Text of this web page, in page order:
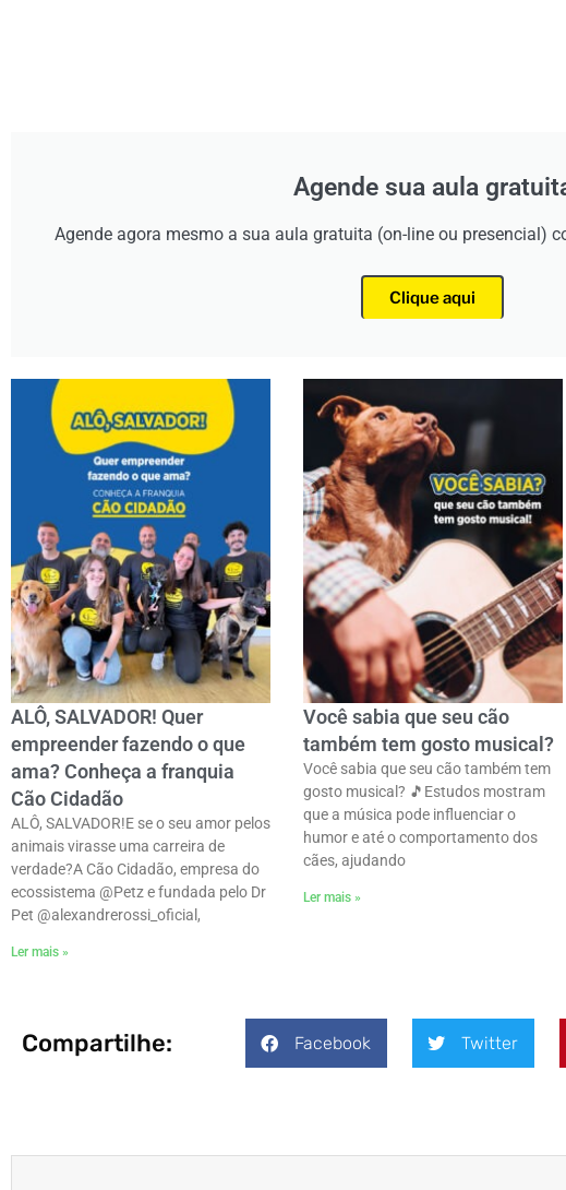
Agende sua aula
Agende agora mesmo a sua aula gratuita (on-line ou presencial)
Clique aqui
ALÔ, SALVADOR! Quer
empreender fazendo o que
ama? Conheça a franquia
Cão Cidadão
ALÔ, SALVADOR!E se o seu amor pelos
animais virasse uma carreira de
verdade?ㅤA Cão Cidadão, empresa do
ecossistema @Petz e fundada pelo Dr
Pet @alexandrerossi_oficial,
Ler mais »
Você sabia que seu cão
também tem gosto musical?
Você sabia que seu cão também tem
gosto musical? 🎵ㅤEstudos mostram
que a música pode influenciar o
humor e até o comportamento dos
cães, ajudando
Ler mais »
Compartilhe: Facebook Twitter